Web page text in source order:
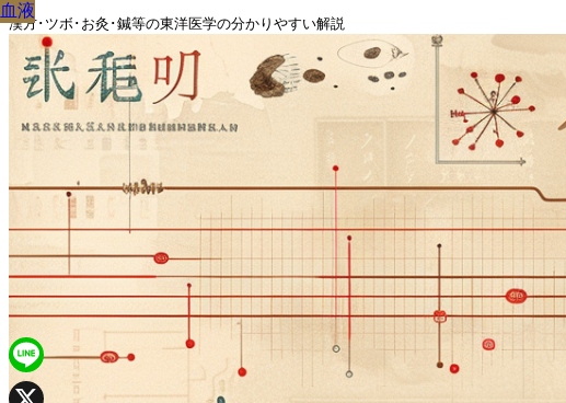
漢方･ツボ･お灸･鍼等の東洋医学の分かりやすい解説
血液
血液
血液
血液
血液
血液
血液
血液
血液
Line